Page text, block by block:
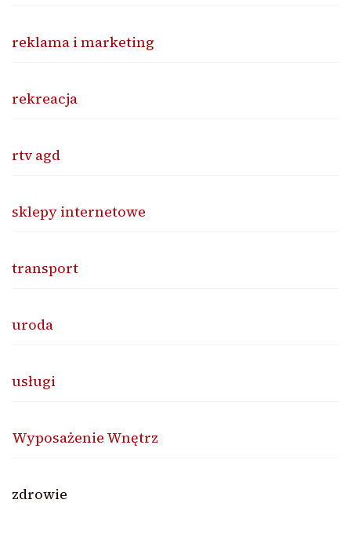
reklama i marketing
rekreacja
rtv agd
sklepy internetowe
transport
uroda
usługi
Wyposażenie Wnętrz
zdrowie